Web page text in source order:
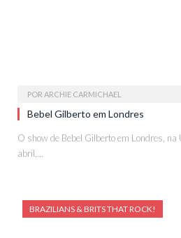
POR ARCHIE CARMICHAEL
Bebel Gilberto em Londres
O show de Bebel Gilberto em Londres,
abril,…
BRAZILIANS & BRITS THAT ROCK!